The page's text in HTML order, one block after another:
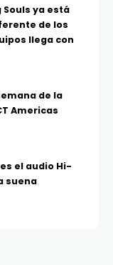
Souls ya está
de los
llega con
de la
Americas
el audio Hi-
suena